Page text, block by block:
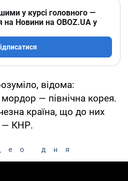
у курсі головного —
на Новини на OBOZ.UA у
відома:
— північна корея.
країна, що до них
— КНР.
дня